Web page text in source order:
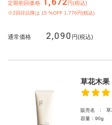
定期初回価格: 円(税込)
※2回目以降は 15 %OFF 1,776円(税込)
通常価格 2,090 円(税込)
草花木果
販売名 : 草
容量：90g